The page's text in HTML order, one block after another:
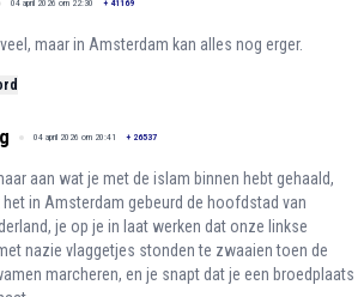
04 april 2026 om 22:30 + 41169
maar in Amsterdam kan alles nog erger.
04 april 2026 om 20:41 + 26537
aan wat je met de islam binnen hebt gehaald,
het in Amsterdam gebeurd de hoofdstad van
je op je in laat werken dat onze linkse
nazie vlaggetjes stonden te zwaaien toen de
marcheren, en je snapt dat je een broedplaats